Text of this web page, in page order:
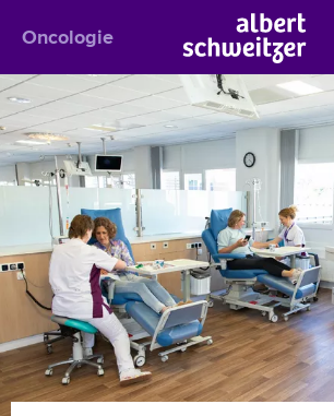
Oncologie
Oncologie
Het behandelteam
Informatie per kankersoort
Behandelingen
Voorlichtingsvideo's
Dagbehandeling
Verpleegafdeling
AYA-zorg
Ondersteunings- en begeleidings-
Revalidatie
Infopunt, voor leven met en na